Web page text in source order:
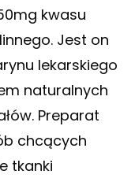
kwasu
Jest on
lekarskiego
naturalnych
Preparat
chcących
tkanki